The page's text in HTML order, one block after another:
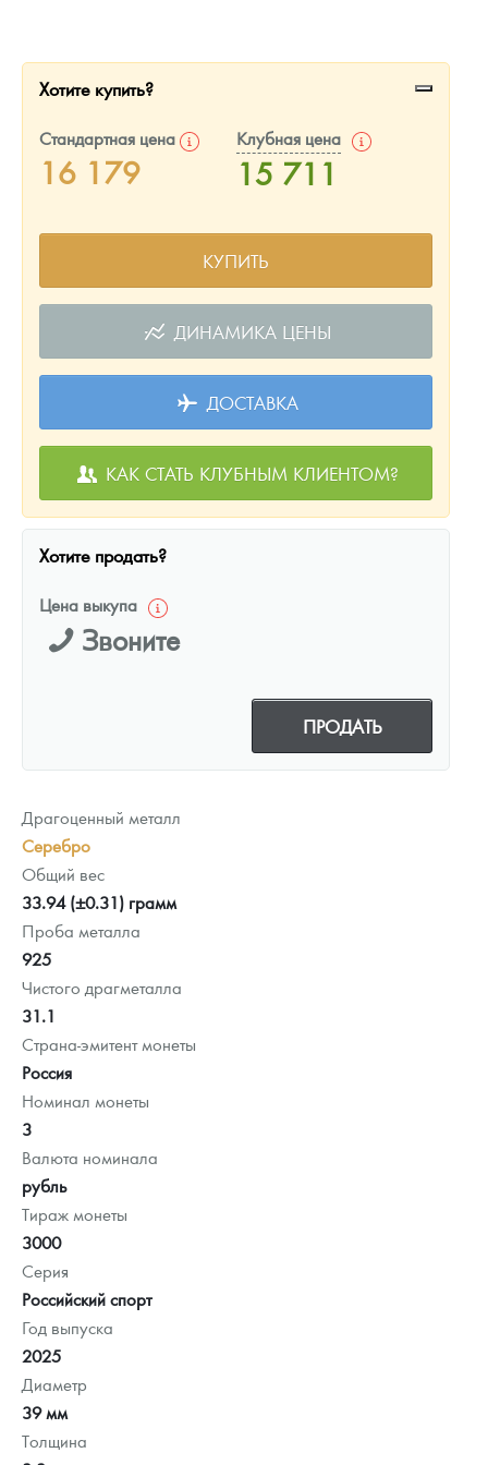
Наборы подарочных и коллекционных монет
Монеты и жетоны из недрагоценных металлов
Хотите купить?
Стандартная цена
16 179
Клубная цена
15 711
КУПИТЬ
ДИНАМИКА ЦЕНЫ
ДОСТАВКА
КАК СТАТЬ КЛУБНЫМ КЛИЕНТОМ?
Хотите продать?
Цена выкупа
Звоните
ПРОДАТЬ
Драгоценный металл
Серебро
Общий вес
33.94 (±0.31) грамм
Проба металла
925
Чистого драгметалла
31.1
Страна-эмитент монеты
Россия
Номинал монеты
3
Валюта номинала
рубль
Тираж монеты
3000
Серия
Российский спорт
Год выпуска
2025
Диаметр
39 мм
Толщина